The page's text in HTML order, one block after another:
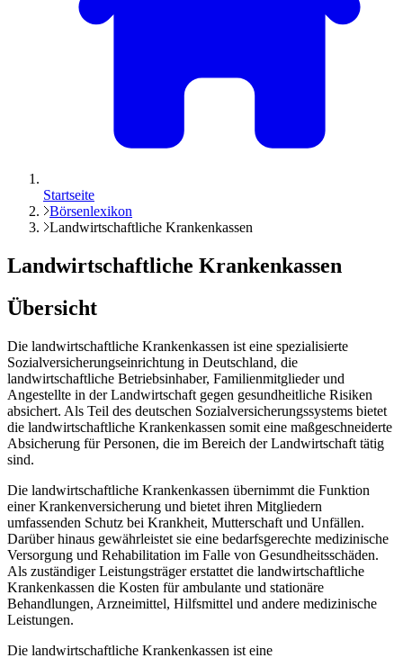
Startseite
Börsenlexikon
Landwirtschaftliche Krankenkassen
Landwirtschaftliche Krankenkassen
Übersicht
Die landwirtschaftliche Krankenkassen ist eine spezialisierte
Sozialversicherungseinrichtung in Deutschland, die
landwirtschaftliche Betriebsinhaber, Familienmitglieder und
Angestellte in der Landwirtschaft gegen gesundheitliche Risiken
absichert. Als Teil des deutschen Sozialversicherungssystems bietet
die landwirtschaftliche Krankenkassen somit eine maßgeschneiderte
Absicherung für Personen, die im Bereich der Landwirtschaft tätig
sind.
Die landwirtschaftliche Krankenkassen übernimmt die Funktion
einer Krankenversicherung und bietet ihren Mitgliedern
umfassenden Schutz bei Krankheit, Mutterschaft und Unfällen.
Darüber hinaus gewährleistet sie eine bedarfsgerechte medizinische
Versorgung und Rehabilitation im Falle von Gesundheitsschäden.
Als zuständiger Leistungsträger erstattet die landwirtschaftliche
Krankenkassen die Kosten für ambulante und stationäre
Behandlungen, Arzneimittel, Hilfsmittel und andere medizinische
Leistungen.
Die landwirtschaftliche Krankenkassen ist eine